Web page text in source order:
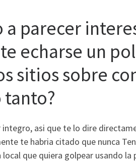
a parecer
echarse un
sitios sobre
asi que te lo dire
te habria citado que nunca
que quiera golpear usando